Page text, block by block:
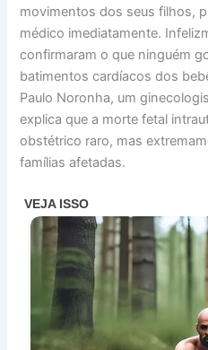
movimentos dos seus filhos,
médico imediatamente.
confirmaram o que ninguém
batimentos cardíacos dos
Paulo Noronha, um
explica que a morte fetal
obstétrico raro, mas
famílias afetadas.